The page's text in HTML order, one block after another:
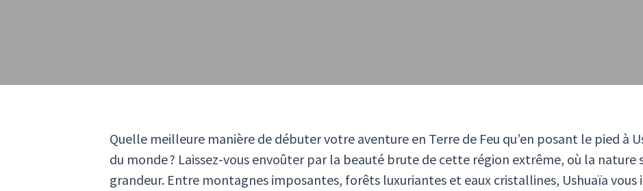
Quelle meilleure manière de débuter votre aventure en Terre de Feu qu’en posant le pied à
du monde ? Laissez-vous envoûter par la beauté brute de cette région extrême, où la nature
grandeur. Entre montagnes imposantes, forêts luxuriantes et eaux cristallines, Ushuaïa vous